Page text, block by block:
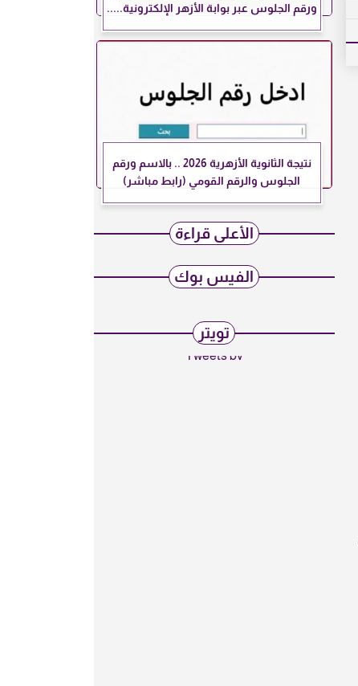
ورقم الجلوس عبر بوابة الأزهر الإلكترونية.....
نتيجة الثانوية الأزهرية 2026 .. بالاسم ورقم
الجلوس والرقم القومي (رابط مباشر)
الأعلى قراءة
الفيس بوك
تويتر
Tweets by